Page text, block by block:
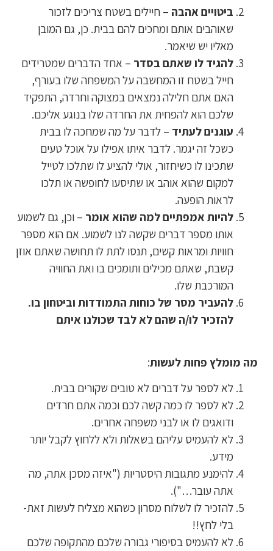
ביטויים אהבה – חיילים בשטח צריכים לזכור
שאוהבים אותם ומחכים להם בבית. כן, גם המובן
מאליו יש שיאמר.
להגיד לו שאתם בסדר – אחד הדברים שמטרידים
חייל בשטח זו המחשבה על המשפחה שלו בעורף,
האם אתם חלילה נמצאים במצוקה וחרדה, התפקיד
שלכם הוא להפחית את החרדה שלו בנוגע אליכם.
עוגנים לעתיד – לדבר על מה שמחכה לו בבית
כשכל זה יגמר. לדבר איתו אפילו על אוכל טעים
שתכינו לו כשיחזור, אולי להציע לו שתלכו לטייל
למקום שהוא אוהב או שתיסעו לחופשה או תלכו
לראות הופעה.
להיות אמפתיים למה שהוא אומר – וכן, גם לשמוע
אותו מספר דברים שקשה לנו לשמוע. אם הוא מספר
חוויות ומראות קשים, תנסו לתת לו תחושה שאתם אוזן
קשבת, שאתם מכילים ותומכים בו ואת החוויה
המורכבת שלו.
להעביר מסר של כוחות התמודדות וביטחון בו.
להזכיר לו/ה שהם לא לבד שכולנו איתם
מה מומלץ פחות לעשות:
לא לספר על דברים לא טובים שקורים בבית.
לא לספר לו כמה קשה לכם וכמה אתם חרדים
ודואגים לו או לבני משפחה אחרים.
לא להעמיס עליהם בשאלות ולא ללחוץ לקבל יותר
מידע.
להימנע מתגובות היסטריות ("איזה מסכן אתה, מה
אתה עובר…").
להזכיר לו לשלוח מסרון כשהוא מצליח לעשות זאת-
בלי לחץ!!
לא להעמיס בסיפורי גבורה שלכם מהתקופה שלכם